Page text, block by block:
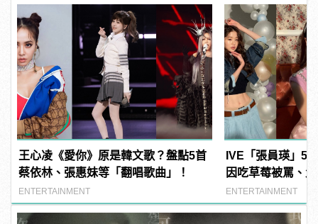
王心凌《愛你》原是韓文歌？盤點5首
蔡依林、張惠妹等「翻唱歌曲」！
ENTERTAINMENT
IVE「張員瑛」5
因吃草莓被罵、
ENTERTAINMENT